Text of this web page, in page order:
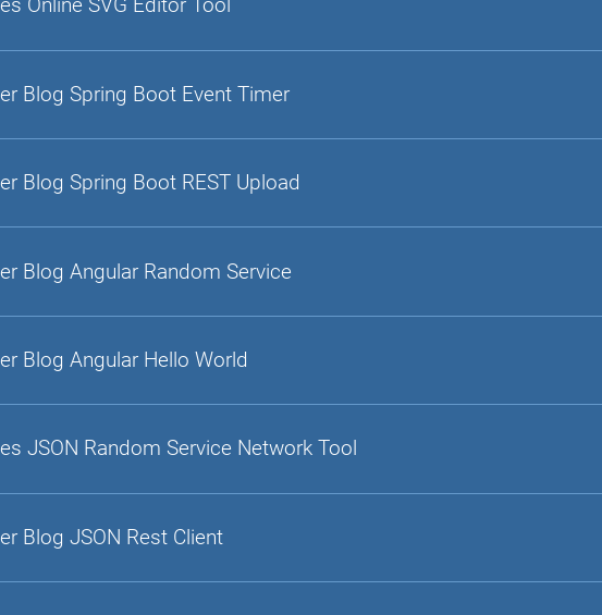
Online SVG Editor Tool
Blog Spring Boot Event Timer
Blog Spring Boot REST Upload
Blog Angular Random Service
Blog Angular Hello World
JSON Random Service Network Tool
Blog JSON Rest Client